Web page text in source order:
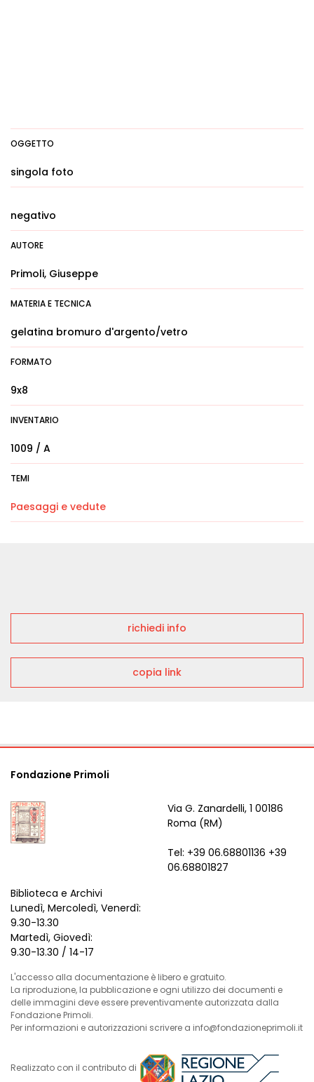
OGGETTO
singola foto
negativo
AUTORE
Primoli, Giuseppe
MATERIA E TECNICA
gelatina bromuro d'argento/vetro
FORMATO
9x8
INVENTARIO
1009 / A
TEMI
Paesaggi e vedute
richiedi info
copia link
Fondazione Primoli
Via G. Zanardelli, 1 00186
Roma (RM)
Tel: +39 06.68801136 +39
06.68801827
Biblioteca e Archivi
Lunedì, Mercoledì, Venerdì:
9.30-13.30
Martedì, Giovedì:
9.30-13.30 / 14-17
L'accesso alla documentazione è libero e gratuito.
La riproduzione, la pubblicazione e ogni utilizzo dei documenti e
delle immagini deve essere preventivamente autorizzata dalla
Fondazione Primoli.
Per informazioni e autorizzazioni scrivere a info@fondazioneprimoli.it
Realizzato con il contributo di